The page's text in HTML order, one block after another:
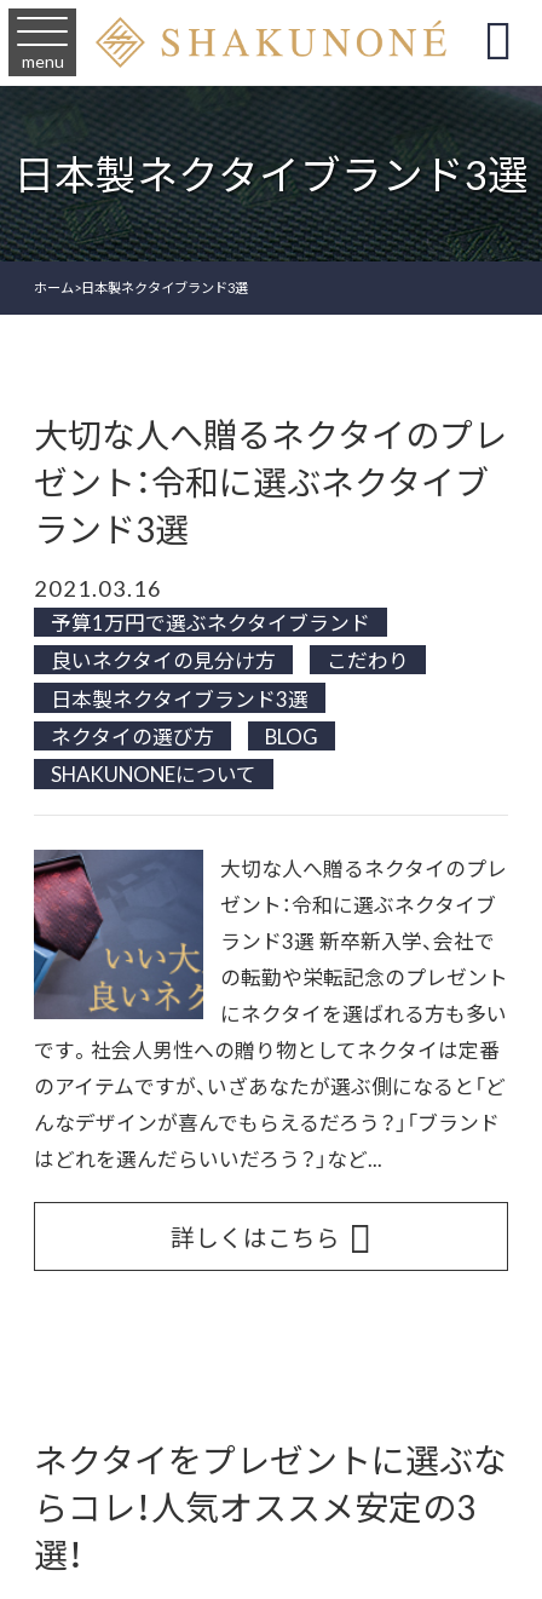
menu 
日本製ネクタイブランド3選
ホーム>日本製ネクタイブランド3選
大切な人へ贈るネクタイのプレ
ゼント：令和に選ぶネクタイブ
ランド3選
2021.03.16
予算1万円で選ぶネクタイブランド
良いネクタイの見分け方
こだわり
日本製ネクタイブランド3選
ネクタイの選び方
BLOG
SHAKUNONEについて
大切な人へ贈るネクタイのプレ
ゼント：令和に選ぶネクタイブ
ランド3選 新卒新入学、会社で
の転勤や栄転記念のプレゼント
にネクタイを選ばれる方も多い
です。社会人男性への贈り物としてネクタイは定番
のアイテムですが、いざあなたが選ぶ側になると「ど
んなデザインが喜んでもらえるだろう？」「ブランド
はどれを選んだらいいだろう？」など...
詳しくはこちら
ネクタイをプレゼントに選ぶな
らコレ！人気オススメ安定の3
選！